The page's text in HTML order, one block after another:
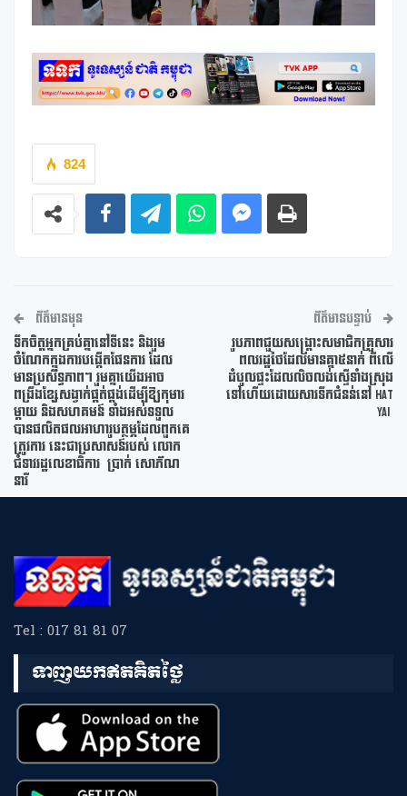
824
ព័ត៌មានមុន
ទឹកចិត្តអ្នកគ្រប់គ្នានៅទីនេះ និងរួម
ចំណែកក្នុងការបង្កើតផែនការ ដែល
មានប្រសិទ្ធភាព។ រួមគ្នាយើងអាច
ពង្រឹងខ្សែសង្វាក់ផ្គត់ផ្គង់ដើម្បីឱ្យកុមារ
ម្តាយ និងសហគមន៍ ទាំងអស់ទទួល
បានផលិតផលអាហារូបត្ថម្ភដែលពួកគេ
ត្រូវការ នេះជាប្រសាសន៍របស់ លោក
ជំទាវរដ្ឋលេខាធិការ ប្រាក់ សោភ័ណ
នារី
ព័ត៌មានបន្ទាប់
រូបភាពជួយសង្គ្រោះសមាជិកគ្រួសារ
ពលរដ្ឋថៃដែលមានគ្នា៥នាក់ ពីលើ
ដំបូលផ្ទះដែលលិចលង់ស្ទើទាំងស្រុង
ទៅហើយដោយសារទឹកជំនន់នៅ Hat
Yai
Tel : 017 81 81 07
ទាញយកឥតគិតថ្លៃ